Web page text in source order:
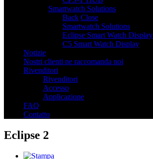
Smartwatch Solutions
Back Close
Smartwatch Solutions
Eclipse Smart Watch Display
C5 Smart Watch Display
Notizie
Nostri clienti ne raccomanda noi
Rivenditori
Rivenditori
Accesso
Applicazione
FAQ
Contatto
Eclipse 2